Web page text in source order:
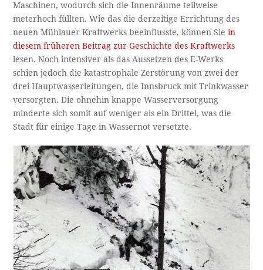
Maschinen, wodurch sich die Innenräume teilweise
meterhoch füllten. Wie das die derzeitige Errichtung des
neuen Mühlauer Kraftwerks beeinflusste, können Siein
diesem früheren Beitrag zur Geschichte des Kraftwerks
lesen. Noch intensiver als das Aussetzen des E-Werks
schien jedoch die katastrophale Zerstörung von zwei der
drei Hauptwasserleitungen, die Innsbruck mit Trinkwasser
versorgten. Die ohnehin knappe Wasserversorgung
minderte sich somit auf weniger als ein Drittel, was die
Stadt für einige Tage in Wassernot versetzte.